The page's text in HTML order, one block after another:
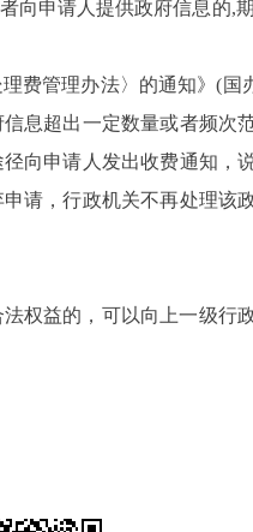
向申请人提供政府信息的,
费管理办法〉的通知》(国
息超出一定数量或者频次
向申请人发出收费通知，
请，行政机关不再处理该
权益的，可以向上一级行